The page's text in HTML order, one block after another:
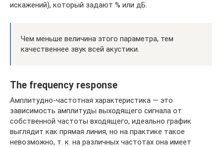
искажений), который задают % или дБ.
Чем меньше величина этого параметра, тем
качественнее звук всей акустики.
The frequency response
Амплитудно-частотная характеристика — это
зависимость амплитуды выходящего сигнала от
собственной частоты входящего, идеально график
выглядит как прямая линия, но на практике такое
невозможно, т. к. на различных частотах она имеет